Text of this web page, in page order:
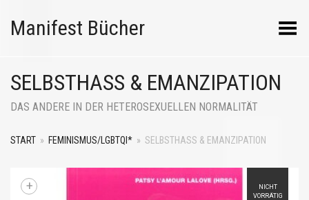
Manifest Bücher Menü umschalten
SELBSTHASS & EMANZIPATION
DAS ANDERE IN DER HETEROSEXUELLEN NORMALITÄT
START » FEMINISMUS/LGBTQI* » SELBSTHASS & EMANZIPATION
NICHT
VORRÄTIG
+